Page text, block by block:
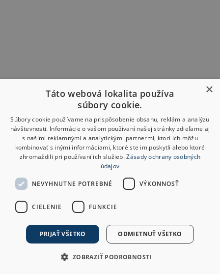
×
Táto webová lokalita používa
súbory cookie.
Súbory cookie používame na prispôsobenie obsahu, reklám a analýzu
návštevnosti. Informácie o vašom používaní našej stránky zdieľame aj
s našimi reklamnými a analytickými partnermi, ktorí ich môžu
kombinovať s inými informáciami, ktoré ste im poskytli alebo ktoré
zhromaždili pri používaní ich služieb.Zásady ochrany osobných
údajov
NEVYHNUTNE POTREBNÉ VÝKONNOSŤ
CIELENIE FUNKCIE
PRIJAŤ VŠETKO ODMIETNUŤ VŠETKO
ZOBRAZIŤ PODROBNOSTI